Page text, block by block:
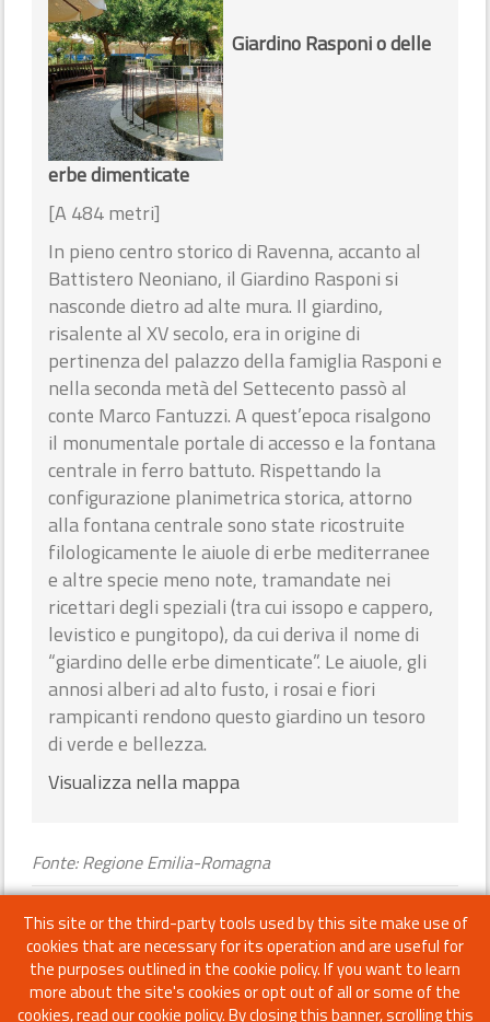
Giardino Rasponi o delle
erbe dimenticate
[A 484 metri]
In pieno centro storico di Ravenna, accanto al
Battistero Neoniano, il Giardino Rasponi si
nasconde dietro ad alte mura. Il giardino,
risalente al XV secolo, era in origine di
pertinenza del palazzo della famiglia Rasponi e
nella seconda metà del Settecento passò al
conte Marco Fantuzzi. A quest’epoca risalgono
il monumentale portale di accesso e la fontana
centrale in ferro battuto. Rispettando la
configurazione planimetrica storica, attorno
alla fontana centrale sono state ricostruite
filologicamente le aiuole di erbe mediterranee
e altre specie meno note, tramandate nei
ricettari degli speziali (tra cui issopo e cappero,
levistico e pungitopo), da cui deriva il nome di
“giardino delle erbe dimenticate”. Le aiuole, gli
annosi alberi ad alto fusto, i rosai e fiori
rampicanti rendono questo giardino un tesoro
di verde e bellezza.
Visualizza nella mappa
Fonte: Regione Emilia-Romagna
assignment Technical information
WebGIS CODE 039014_AG
Protection type Law/Ope legis
Last update 2024-09-16
This site or the third-party tools used by this site make use of
cookies that are necessary for its operation and are useful for
the purposes outlined in the cookie policy. If you want to learn
more about the site's cookies or opt out of all or some of the
cookies, read our cookie policy. By closing this banner, scrolling this